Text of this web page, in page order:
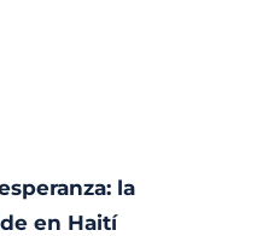
la
en Haití